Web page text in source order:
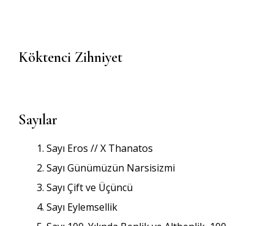
Köktenci Zihniyet
Sayılar
1. Sayı Eros // X Thanatos
2. Sayı Günümüzün Narsisizmi
3. Sayı Çift ve Üçüncü
4. Sayı Eylemsellik